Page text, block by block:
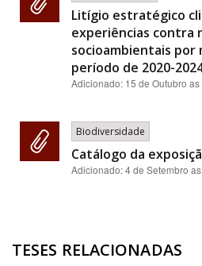
Litígio estratégico
experiências contra
socioambientais por
período de 2020-
Adicionado: 15 de Outubro as
Biodiversidade
Catálogo da
Adicionado:4 de Setembro
TESES RELACIONADAS